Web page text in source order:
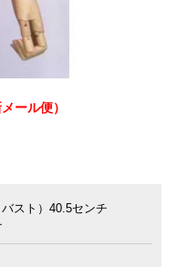
ール便）
スト）40.5センチ